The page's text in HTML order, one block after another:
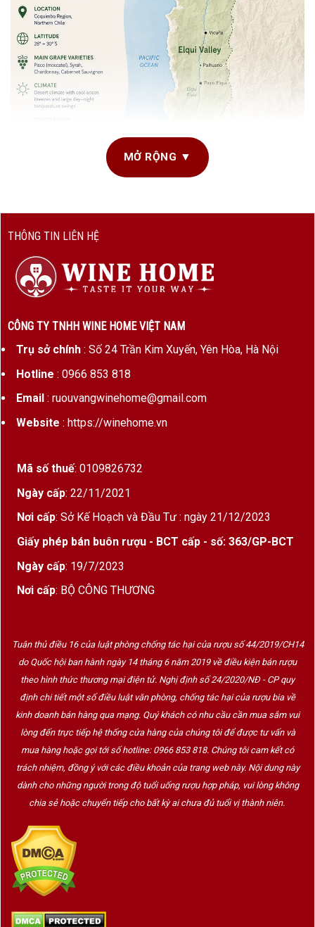
Rượu vang Elqui Valley – Vùng rượu vang
cực Bắc đầy khác biệt của Chile
Trong bản đồrượu vang Chile,Elqui Valley
xuất thương mại nằm xa nhất về phía Bắc. Nằm ngay rìa phía
nam của sa mạc Atacama – một trong những nơi khô hạn
nhập khẩu
có cá tính rất riêng nhờ khí hậu khô, cường độ
tinh khiết từ dãy Andes.
Mặc dù diện tích trồng nho còn khiêm tốn so với các vùng
truyền thống,rượu vang Elqui Valleyngày càng được đánh
Blanc, Chardonnayvà
Valley được nhiều chuyên gia xem là một trong những dòng
Elqui Valley nằm ở đâu?
Elqui Valley thuộc vùng Coquimbo , nằm khoảng
400–500
kmvề phía Bắc Santiago.
Thung lũng trải dài từ:
Bờ biển Thái Bình Dương.
Thung lũng sông Elqui.
Dãy Andes với nhiều vườn nho ở độ cao lên đến gần 2.000
Đây là một trong những vùng trồng nho có độ cao lớn nhất
Chile, tạo nên điều kiện lý tưởng cho các giống nho khí hậu
mát.
MỞ RỘNG ▼
THÔNG TIN LIÊN HỆ
CÔNG TY TNHH WINE HOME VIỆT NAM
Trụ sở chính: Số 24 Trần Kim Xuyến, Yên Hòa, Hà Nội
Hotline : 0966 853 818
Email : ruouvangwinehome@gmail.com
Website : https://winehome.vn
Mã số thuế: 0109826732
Ngày cấp: 22/11/2021
Nơi cấp: Sở Kế Hoạch và Đầu Tư : ngày 21/12/2023
Giấy phép bán buôn rượu - BCT cấp - số: 363/GP-BCT
Ngày cấp: 19/7/2023
Nơi cấp: BỘ CÔNG THƯƠNG
Tuân thủ điều 16 của luật phòng chống tác hại của rượu số 44/2019/CH14
do Quốc hội ban hành ngày 14 tháng 6 năm 2019 về điều kiện bán rượu
theo hình thức thương mại điện tử. Nghị định số 24/2020/NĐ - CP quy
định chi tiết một số điều luật văn phòng, chống tác hại của rượu bia về
kinh doanh bán hàng qua mạng. Quý khách có nhu cầu cần mua sắm vui
lòng đến trực tiếp hệ thống cửa hàng của chúng tôi để được tư vấn và
mua hàng hoặc gọi tới số hotline: 0966 853 818. Chúng tôi cam kết có
trách nhiệm, đồng ý với các điều khoản của trang web này. Nội dung này
dành cho những người trong độ tuổi uống rượu hợp pháp, vui lòng không
chia sẻ hoặc chuyển tiếp cho bất kỳ ai chưa đủ tuổi vị thành niên.